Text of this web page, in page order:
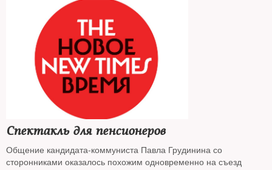
Спектакль для пенсионеров
Общение кандидата-коммуниста Павла Грудинина со
сторонниками оказалось похожим одновременно на съезд